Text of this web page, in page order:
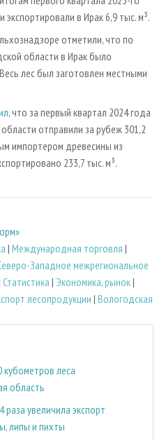
в Ирак 6,9 тыс. м³.
отметили, что по
области в Ирак было
лес был заготовлен местными
, что за первый квартал 2024 года
отправили за рубеж 301,2
импортером древесины из
233,7 тыс. м³.
| Международная торговля |
Западное межрегиональное
Статистика | Экономика, рынок|
лесопродукции | Вологодская
кубометров леса
область
раза увеличила экспорт
липы и пихты